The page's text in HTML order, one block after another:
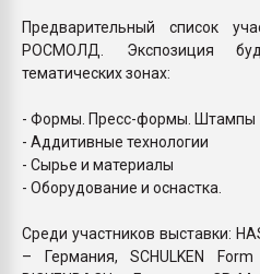
Предварительный список
РОСМОЛД. Экспозиция
тематических зонах:
- Формы. Пресс-формы. Штампы
- Аддитивные технологии
- Сырье и материалы
- Оборудование и оснастка.
Среди участников выставки:
– Германия, SCНULKEN